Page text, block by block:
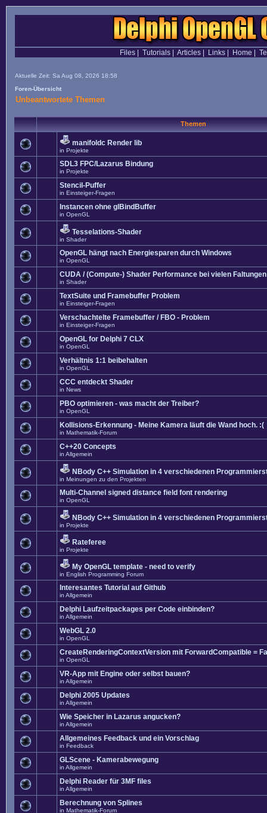
Files| Tutorials| Articles| Links| Home
Aktuelle Zeit: Sa Aug 08, 2026 18:58
Foren-Übersicht
Unbeantwortete Themen
Themen
manifoldc Render lib
in Projekte
SDL3 FPC/Lazarus Bindung
in Projekte
Stencil-Puffer
in Einsteiger-Fragen
Instancen ohne glBindBuffer
in OpenGL
Tesselations-Shader
in Shader
OpenGL hängt nach Energiesparen durch Windows
in OpenGL
CUDA / (Compute-) Shader Performance bei vielen Faltungen
in Shader
TextSuite und Framebuffer Problem
in Einsteiger-Fragen
Verschachtelte Framebuffer / FBO - Problem
in Einsteiger-Fragen
OpenGL for Delphi 7 CLX
in OpenGL
Verhältnis 1:1 beibehalten
in OpenGL
CCC entdeckt Shader
in News
PBO optimieren - was macht der Treiber?
in OpenGL
Kollisions-Erkennung - Meine Kamera läuft die Wand hoch. :(
in Mathematik-Forum
C++20 Concepts
in Allgemein
NBody C++ Simulation in 4 verschiedenen
in Meinungen zu den Projekten
Multi-Channel signed distance field font rendering
in OpenGL
NBody C++ Simulation in 4 verschiedenen
in Projekte
Rateferee
in Projekte
My OpenGL template - need to verify
in English Programming Forum
Interesantes Tutorial auf Github
in Allgemein
Delphi Laufzeitpackages per Code einbinden?
in Allgemein
WebGL 2.0
in OpenGL
CreateRenderingContextVersion mit ForwardCompatible =
in OpenGL
VR-App mit Engine oder selbst bauen?
in Allgemein
Delphi 2005 Updates
in Allgemein
Wie Speicher in Lazarus angucken?
in Allgemein
Allgemeines Feedback und ein Vorschlag
in Feedback
GLScene - Kamerabewegung
in Allgemein
Delphi Reader für 3MF files
in Allgemein
Berechnung von Splines
in Mathematik-Forum